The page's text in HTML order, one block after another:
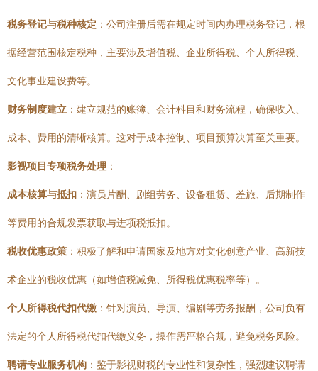
税务登记与税种核定 ：公司注册后需在规定时间内办理税务登记，根
据经营范围核定税种，主要涉及增值税、企业所得税、个人所得税、
文化事业建设费等。
财务制度建立 ：建立规范的账簿、会计科目和财务流程，确保收入、
成本、费用的清晰核算。这对于成本控制、项目预算决算至关重要。
影视项目专项税务处理 ：
成本核算与抵扣 ：演员片酬、剧组劳务、设备租赁、差旅、后期制作
等费用的合规发票获取与进项税抵扣。
税收优惠政策 ：积极了解和申请国家及地方对文化创意产业、高新技
术企业的税收优惠（如增值税减免、所得税优惠税率等）。
个人所得税代扣代缴 ：针对演员、导演、编剧等劳务报酬，公司负有
法定的个人所得税代扣代缴义务，操作需严格合规，避免税务风险。
聘请专业服务机构 ：鉴于影视财税的专业性和复杂性，强烈建议聘请